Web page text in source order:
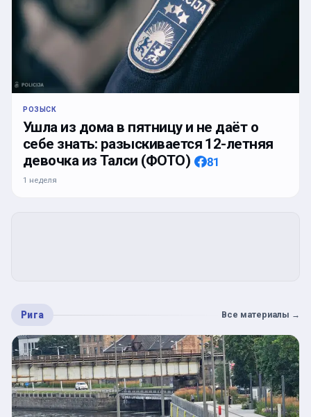
РОЗЫСК
Ушла из дома в пятницу и не даёт о
себе знать: разыскивается 12-летняя
девочка из Талси (ФОТО)
81
1 неделя
Рига Все материалы →